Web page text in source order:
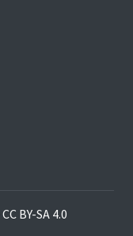
CC BY-SA 4.0